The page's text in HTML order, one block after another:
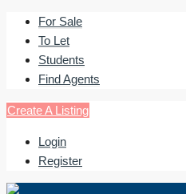
For Sale
To Let
Students
Find Agents
Create A Listing
Login
Register